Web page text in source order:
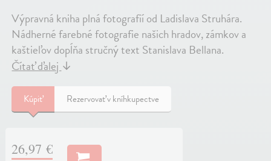
Výpravná kniha plná fotografií od Ladislava Struhára.
Nádherné farebné fotografie našich hradov, zámkov a
kaštieľov dopĺňa stručný text Stanislava Bellana.
Čítať ďalej↓
Kúpiť Rezervovať v kníhkupectve
26,97 €